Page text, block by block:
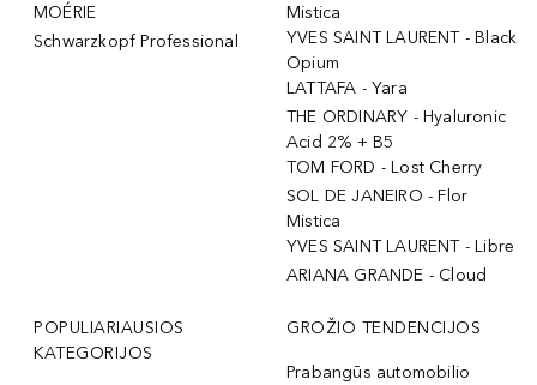
MOÉRIE
Schwarzkopf Professional
Mistica
YVES SAINT LAURENT - Black
Opium
LATTAFA - Yara
THE ORDINARY - Hyaluronic
Acid 2% + B5
TOM FORD - Lost Cherry
SOL DE JANEIRO - Flor
Mistica
YVES SAINT LAURENT - Libre
ARIANA GRANDE - Cloud
POPULIARIAUSIOS
KATEGORIJOS
GROŽIO TENDENCIJOS
Prabangūs automobilio